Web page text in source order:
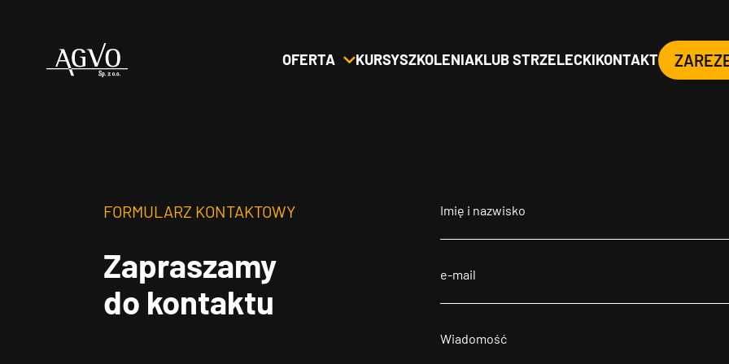
Header
OFERTA KURSYSZKOLENIAKLUB STRZELECKIKONTAKT
FORMULARZ KONTAKTOWY
Zapraszamy
do kontaktu